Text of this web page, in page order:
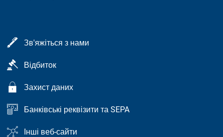
Зв'яжіться з нами
Відбиток
Захист даних
Банківські реквізити та SEPA
Інші веб-сайти